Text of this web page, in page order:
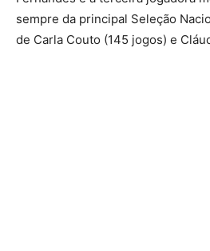
sempre da principal Seleção
de Carla Couto (145 jogos) e